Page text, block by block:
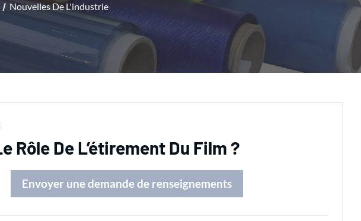
Nouvelles De L'industrie
Rôle De L’étirement Du Film ?
Envoyer une demande de renseignements